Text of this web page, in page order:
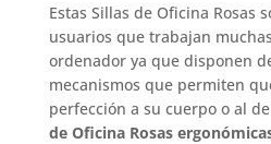
Estas Sillas de Oficina Rosas
usuarios que trabajan
ordenador ya que disponen
mecanismos que permiten
perfección a su cuerpo o al
de Oficina Rosas